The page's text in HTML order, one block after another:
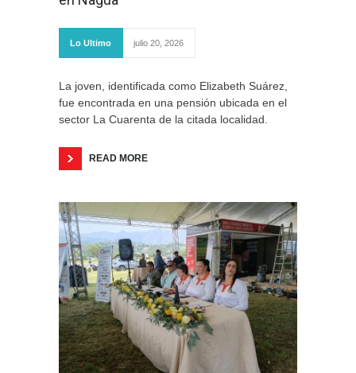
Lo Ultimo julio 20, 2026
La joven, identificada como Elizabeth Suárez,
fue encontrada en una pensión ubicada en el
sector La Cuarenta de la citada localidad.
READ MORE